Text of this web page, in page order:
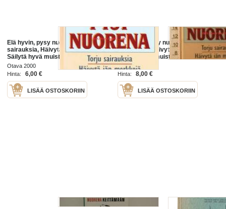
Elä hyvin, pysy nuorena - Torju
sairauksia, Häivytä iän merkkejä,
Säilytä hyvä muisti ja vireä mieli,
Pysy nuorekkaana, 2000.
Otava 2000
Hinta:
6,00 €
LISÄÄ OSTOSKORIIN
Elä hyvin, pysy nuorena - Torju
sairauksia, Häivytä iän merkkejä,
Säilytä hyvä muisti ja vireä mieli,
Pysy nuorekkaana, 2000.
Otava 2000
Hinta:
8,00 €
LISÄÄ OSTOSKORIIN